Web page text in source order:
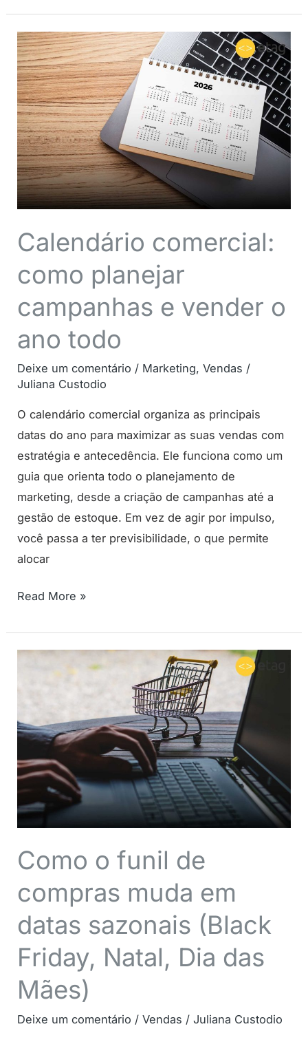
Calendário comercial:
como planejar
campanhas e vender o
ano todo
Deixe um comentário / Marketing,Vendas /
Juliana Custodio
O calendário comercial organiza as principais
datas do ano para maximizar as suas vendas com
estratégia e antecedência. Ele funciona como um
guia que orienta todo o planejamento de
marketing, desde a criação de campanhas até a
gestão de estoque. Em vez de agir por impulso,
você passa a ter previsibilidade, o que permite
alocar
Calendário
comercial:
como
planejar
campanhas
e
vender
o
ano
Read More »
Como o funil de
compras muda em
datas sazonais (Black
Friday, Natal, Dia das
Mães)
Deixe um comentário /Vendas /Juliana Custodio
Como
de
compras
muda
em
datas
sazonais
Friday,
Natal,
das
Mães)